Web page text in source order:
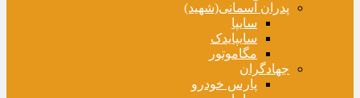
پدران آسمانی(شهید)
سایپا
سایپایدک
مگاموتور
جهادگران
پارس خودرو